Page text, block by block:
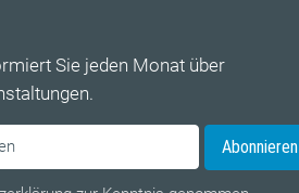
Sie jeden Monat über
Abonnieren